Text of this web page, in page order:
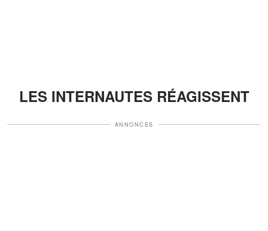
LES INTERNAUTES RÉAGISSENT
ANNONCES